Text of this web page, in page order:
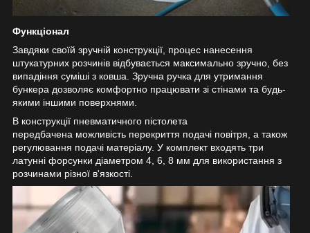
Функціонал
Завдяки своїй зручній конструкції, процес нанесення
штукатурних розчинів відбувається максимально зручно, без
випадіння суміші з ковша. Зручна ручка для утримання
бункера дозволяє комфортно працювати зі стінами та будь-
якими іншими поверхнями.
В конструкції пневматичного пістолета
передбачена можливість перекриття подачі повітря, а також
регулювання подачі матеріалу. У комплект входять три
латунні форсунки діаметром 4, 6, 8 мм для використання з
розчинами різної в'язкості.